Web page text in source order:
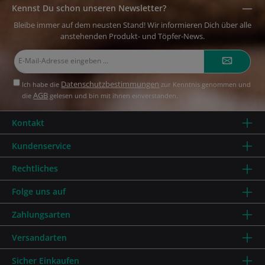
Kennst Du schon unseren Newsletter?
Bleibe immer auf dem neusten Stand! Wir informieren Dich über alle
anstehenden Produkt- und Töpfer-News.
Ich habe die Datenschutzbestimmungen zur Kenntnis genommen und
dieAGB gelesen und bin mit ihnen einverstanden.
Kundenservice
Rechtliches
Kontakt
Zahlungsarten
Versandarten
Sicher Einkaufen
Folge uns auf